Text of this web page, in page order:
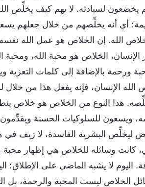
يخضعون لسيادته. لا يهم كيف يخلِّص
أي أنه يخلِّصهم من خلال جعلهم
خلاص الله. إن الخلاص هو عمل الله
الخلاص هو محبة الله، ومحبة
ورحمة بالإضافة إلى كلمات
الله الإنسان، فإنه يفعل هذا من
هذا النوع من الخلاص هو خلاص
ويسعون للسلوكيات الحسنة
ليخلِّص البشرية الفاسدة، لا زيف في
كانت وسائله للخلاص هي إظهار محبة
اليوم لا يشبه الماضي على الإطلاق؛
الخلاص ليست المحبة والرحمة، بل